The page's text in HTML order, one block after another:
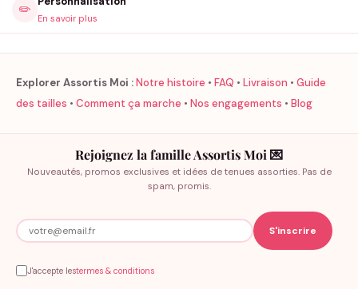
✏️
En savoir plus
Explorer Assortis Moi :Notre histoire • FAQ • Livraison • Guide
des tailles • Comment ça marche • Nos engagements • Blog
Rejoignez la famille Assortis Moi 💌
Nouveautés, promos exclusives et idées de tenues assorties. Pas de
spam, promis.
J'accepte lestermes & conditions